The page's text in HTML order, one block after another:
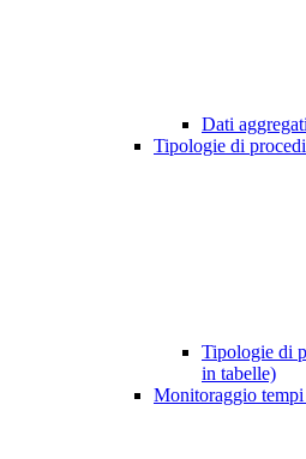
Dati
Tipologie di
Tipologie di
in tabelle)
Monitoraggio